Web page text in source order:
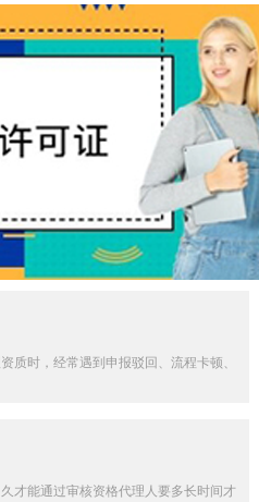
质时，经常遇到申报驳回、流程卡顿、
才能通过审核资格代理人要多长时间才